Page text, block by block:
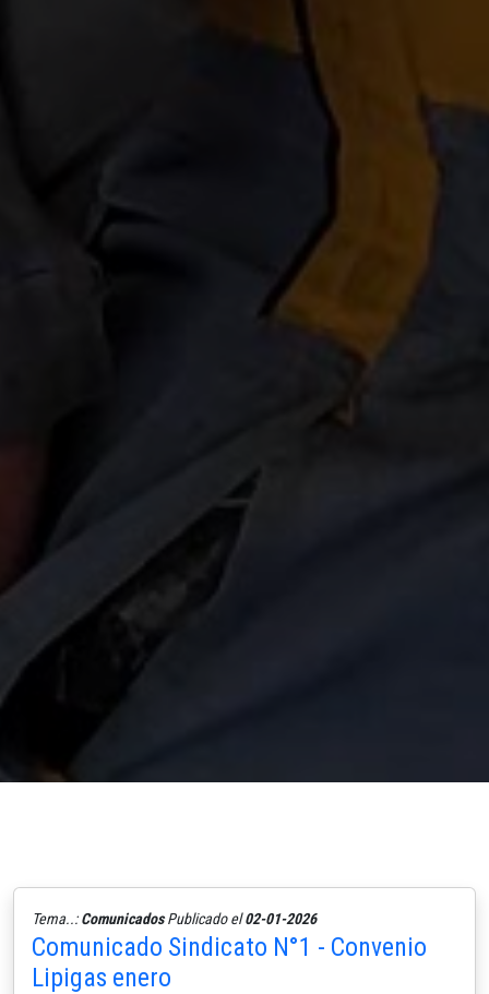
Tema..:ComunicadosPublicado el02-01-2026
Comunicado Sindicato N°1 - Convenio
Lipigas enero